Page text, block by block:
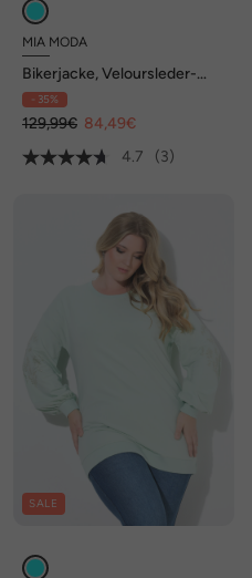
MIA MODA
Bikerjacke, Veloursleder-
Optik, Revrskragen
- 35%
129,99€ 84,49€
4.7
(3)
SALE